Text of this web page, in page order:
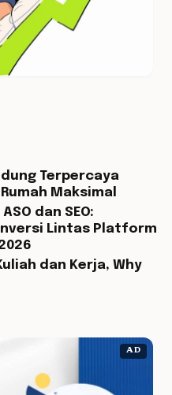
Terpercaya
Maksimal
dan SEO:
Lintas Platform
dan Kerja, Why
AD